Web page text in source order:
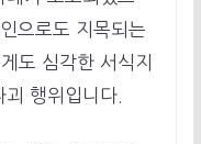
으로도 지목되는
도 심각한 서식지
행위입니다.